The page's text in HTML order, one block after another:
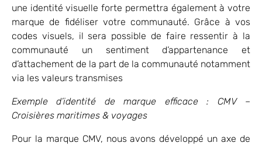
une identité visuelle forte permettra également à votre
marque de fidéliser votre communauté. Grâce à vos
codes visuels, il sera possible de faire ressentir à la
communauté un sentiment d’appartenance et
d’attachement de la part de la communauté notamment
via les valeurs transmises
Exemple d’identité de marque efficace : CMV –
Croisières maritimes & voyages
Pour la marque CMV, nous avons développé un axe de